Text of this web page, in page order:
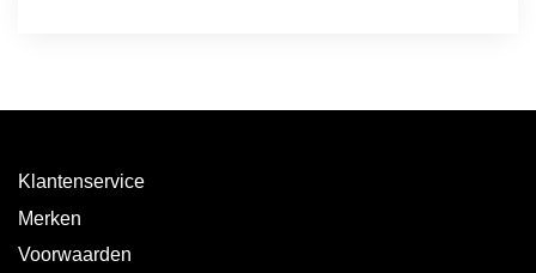
Klantenservice
Merken
Voorwaarden